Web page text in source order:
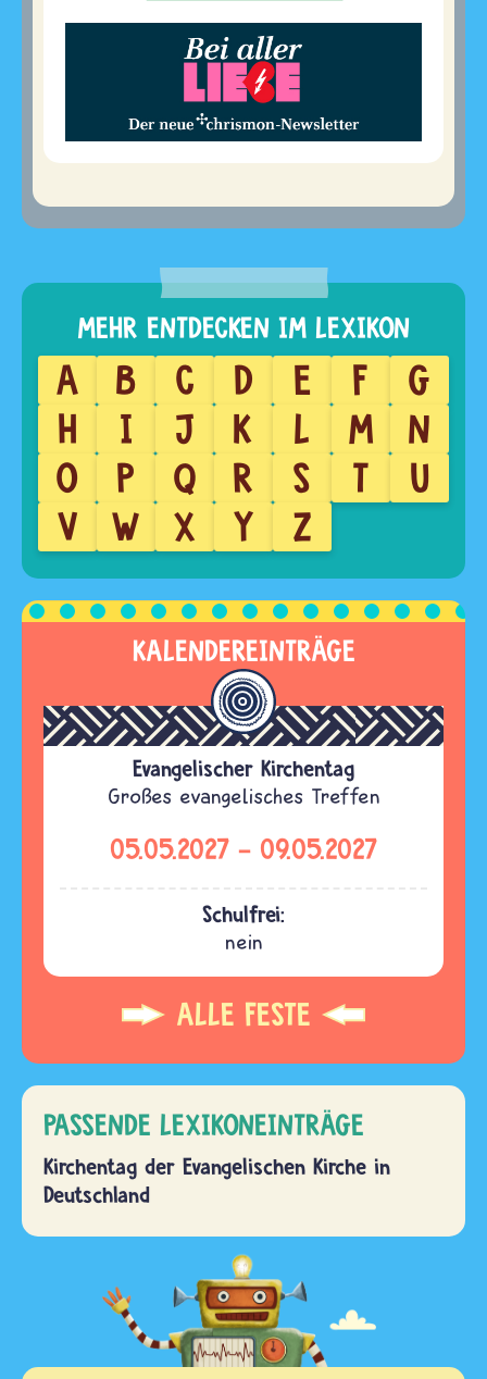
A B C D E F
G
H
I J K L M
N
O
P Q R S T
U
V
W X Y Z
KALENDEREINTRÄGE
Evangelischer Kirchentag
Großes evangelisches Treffen
05.05.2027 - 09.05.2027
Schulfrei:
nein
ALLE FESTE
PASSENDE LEXIKONEINTRÄGE
Kirchentag der Evangelischen Kirche in
Deutschland